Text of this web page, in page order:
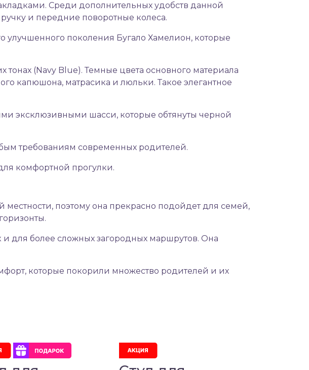
Среди дополнительных удобств данной
и передние поворотные колеса.
улучшенного поколения Бугало Хамелион, которые
(Navy Blue). Темные цвета основного материала
капюшона, матрасика и люльки. Такое элегантное
эксклюзивными шасси, которые обтянуты черной
требованиям современных родителей.
комфортной прогулки.
поэтому она прекрасно подойдет для семей,
и для более сложных загородных маршрутов. Она
которые покорили множество родителей и их